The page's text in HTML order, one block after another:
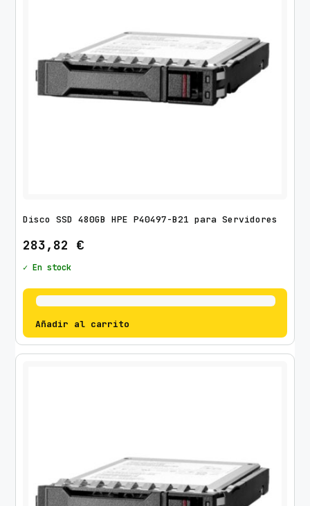
Disco SSD 480GB HPE P40497-B21 para Servidores
283,82 €
✓ En stock
Añadir al carrito